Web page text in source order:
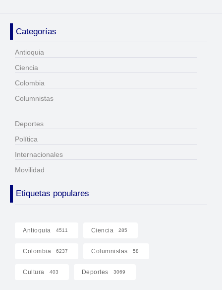
Categorías
Antioquia
Ciencia
Colombia
Columnistas
Deportes
Política
Internacionales
Movilidad
Etiquetas populares
Antioquia 4511 Ciencia 285
Colombia 6237 Columnistas 58
Cultura 403 Deportes 3069